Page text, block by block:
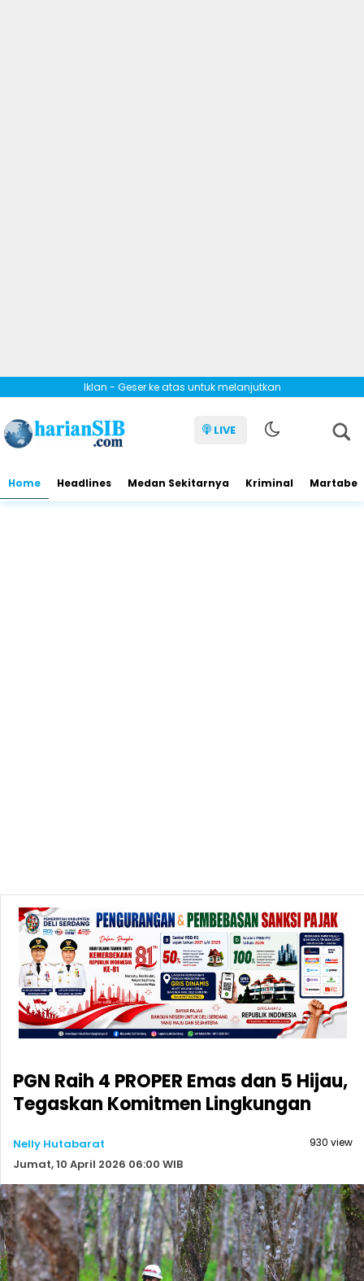
Iklan - Geser ke atas untuk melanjutkan
LIVE
Home Headlines Medan Sekitarnya Kriminal Martabe
PGN Raih 4 PROPER Emas dan 5 Hijau,
Tegaskan Komitmen Lingkungan
Nelly Hutabarat
Jumat, 10 April 2026 06:00 WIB
930 view